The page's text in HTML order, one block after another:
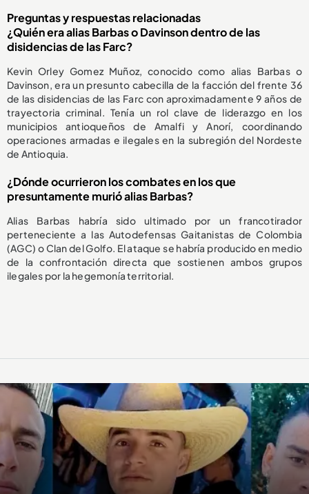
Preguntas y respuestas relacionadas
¿Quién era alias Barbas o Davinson dentro de las
disidencias de las Farc?
Kevin Orley Gomez Muñoz, conocido como alias Barbas o
Davinson, era un presunto cabecilla de la facción del frente 36
de las disidencias de las Farc con aproximadamente 9 años de
trayectoria criminal. Tenía un rol clave de liderazgo en los
municipios antioqueños de Amalfi y Anorí, coordinando
operaciones armadas e ilegales en la subregión del Nordeste
de Antioquia.
¿Dónde ocurrieron los combates en los que
presuntamente murió alias Barbas?
Alias Barbas habría sido ultimado por un francotirador
perteneciente a las Autodefensas Gaitanistas de Colombia
(AGC) o Clan del Golfo. El ataque se habría producido en medio
de la confrontación directa que sostienen ambos grupos
ilegales por la hegemonía territorial.